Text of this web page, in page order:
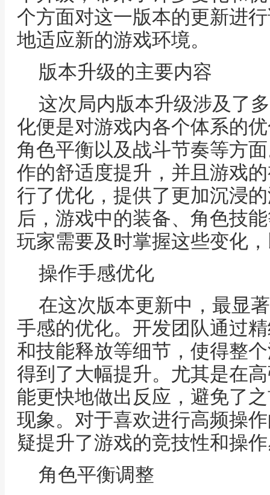
个方面对这一版本的更新进
地适应新的游戏环境。
版本升级的主要内容
这次局内版本升级涉及了
化便是对游戏内各个体系的
角色平衡以及战斗节奏等方
作的舒适度提升，并且游戏
行了优化，提供了更加沉浸
后，游戏中的装备、角色技
玩家需要及时掌握这些变化
操作手感优化
在这次版本更新中，最显
手感的优化。开发团队通过
和技能释放等细节，使得整
得到了大幅提升。尤其是在
能更快地做出反应，避免了
现象。对于喜欢进行高频操
疑提升了游戏的竞技性和操
角色平衡调整